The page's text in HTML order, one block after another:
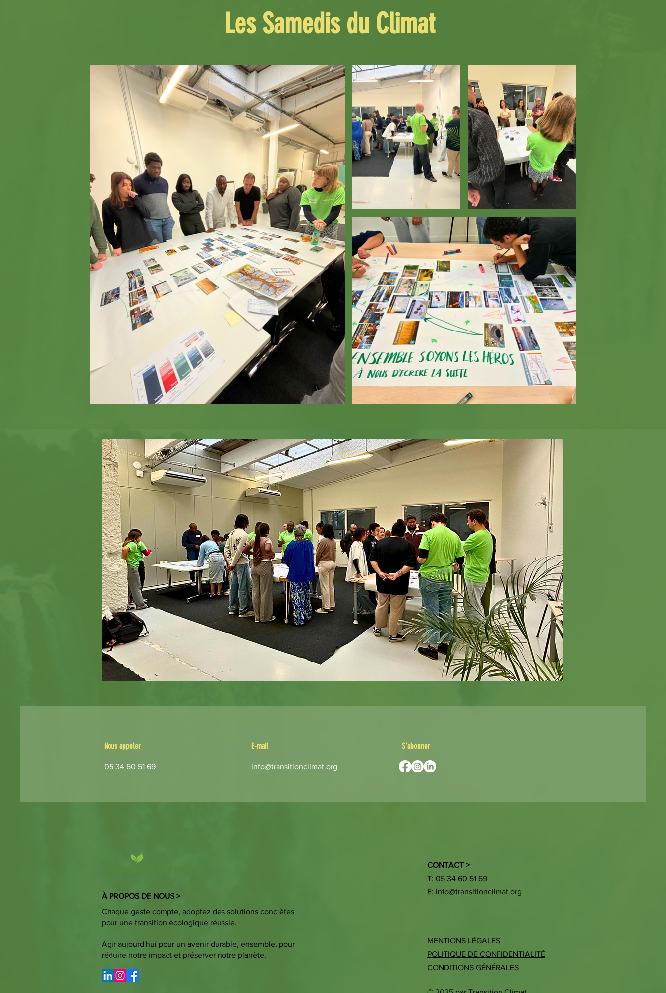
Les Samedis du Climat
Nous appeler
05 34 60 51 69
E-mail
info@transitionclimat.org
S'abonner
À PROPOS DE NOUS >
Chaque geste compte, adoptez des solutions concrètes
pour une transition écologique réussie.
Agir aujourd'hui pour un avenir durable, ensemble, pour
réduire notre impact et préserver notre planète.
T: 05 34 60 51 69
E: info@transitionclimat.org
CONTACT >
MENTIONS LÉGALES
POLITIQUE DE CONFIDENTIALITÉ
CONDITIONS GÉNÉRALES